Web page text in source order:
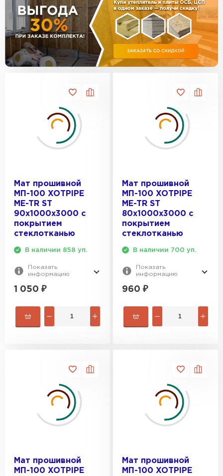
Мат прошивной
МП-100 XOTPIPE
ME-TR ST
90х1000х3000 с
покрытием
стеклотканью
В наличии 858 уп.
Показать
информацию
1 050 ₽
Мат прошивной
МП-100 XOTPIPE
ME-TR ST
80х1000х3000 с
покрытием
стеклотканью
В наличии 700 уп.
Показать
информацию
960 ₽
Мат прошивной
МП-100 XOTPIPE
Мат прошивной
МП-100 XOTPIPE
ПЕРЕЙТИ
Утеплитель Hotrock
ПЕРЕЙТИ
Утеплитель Тимплэкс
Утеплитель Basfiber
Утеплитель Термит
Утеплитель Теплекс
Утеплитель Изомин
Утеплитель Эковер
Утеплитель Дирок
Утеплитель Белтеп
Утеплитель Тизол
Утеплитель Isotec
Утеплитель Брит